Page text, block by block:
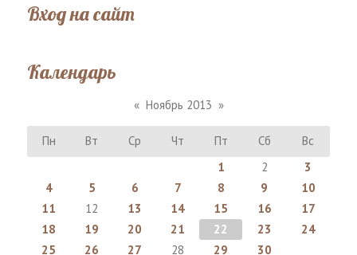
Вход на сайт
Календарь
« Ноябрь 2013 »
Пн Вт Ср Чт Пт Сб
Вс
1
2
3
4
5 6 7 8 9
10
11
12 13 14 15 16
17
18
19 20 21 22 23
24
25
26 27 28 29 30